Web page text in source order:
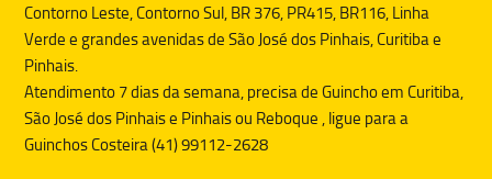
Contorno Leste, Contorno Sul, BR 376, PR415, BR116, Linha
Verde e grandes avenidas de São José dos Pinhais, Curitiba e
Pinhais.
Atendimento 7 dias da semana, precisa deGuinchoem Curitiba,
São José dos Pinhais e Pinhais ou Reboque , ligue para a
Guinchos Costeira (41) 99112-2628